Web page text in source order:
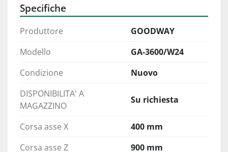
Specifiche
Produttore
GOODWAY
Modello
GA-3600/W24
Condizione
Nuovo
DISPONIBILITA' A
MAGAZZINO
Su richiesta
Corsa asse X
400 mm
Corsa asse Z
900 mm